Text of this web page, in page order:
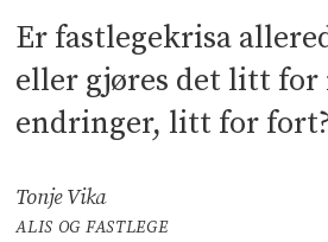
Er fastlegekrisa
eller gjøres det litt for
endringer, litt for fort?
Tonje Vika
ALIS OG FASTLEGE